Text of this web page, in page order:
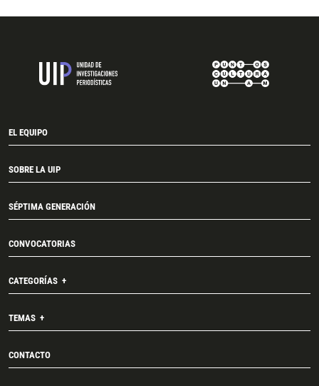
EL EQUIPO
SOBRE LA UIP
SÉPTIMA GENERACIÓN
CONVOCATORIAS
CATEGORÍAS
TEMAS
CONTACTO